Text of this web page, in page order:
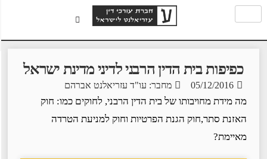
כפיפות בית הדין הרבני לדיני מדינת ישראל
05/12/2016 מחבר: עו"ד עזריאלנט אברהם
מה מידת מחויבותו של בית הדין הרבני, לחוקים כמו: חוק
האזנת סתר,חוק הגנת הפרטיות וחוק למניעת הטרדה
מאיימת?